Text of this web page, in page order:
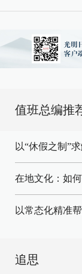
值班总编推
以“休假之制”
在地文化：如
以常态化精准
追思